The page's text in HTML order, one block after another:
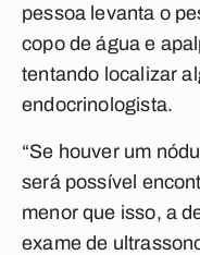
pessoa levanta o
copo de água e
tentando localizar
endocrinologista.
“Se houver um
será possível
menor que isso, a
exame de